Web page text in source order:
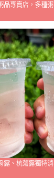
品專賣店，多種
露、杭菊露獨特